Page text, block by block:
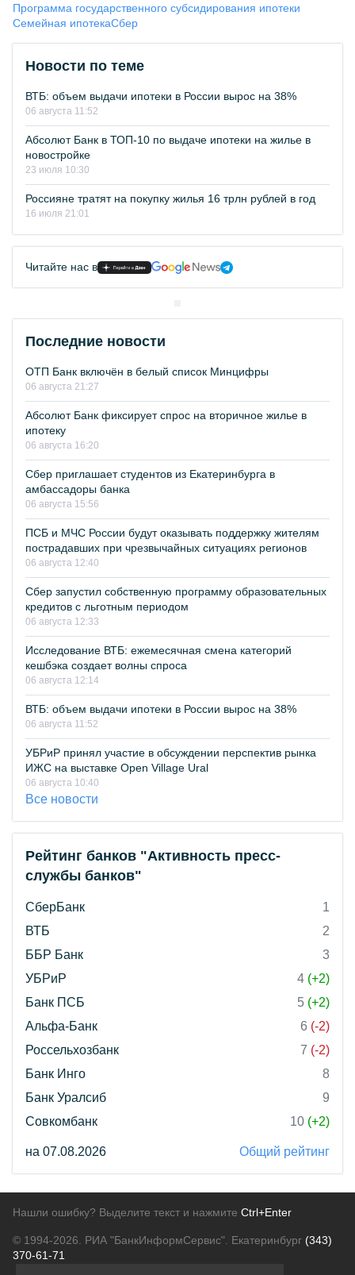
Программа государственного субсидирования ипотеки
Семейная ипотекаСбер
Новости по теме
ВТБ: объем выдачи ипотеки в России вырос на 38%
06 августа 11:52
Абсолют Банк в ТОП-10 по выдаче ипотеки на жилье в
новостройке
23 июля 10:30
Россияне тратят на покупку жилья 16 трлн рублей в год
16 июля 21:01
Читайте нас в
Последние новости
ОТП Банк включён в белый список Минцифры
06 августа 21:27
Абсолют Банк фиксирует спрос на вторичное жилье в
ипотеку
06 августа 16:20
Сбер приглашает студентов из Екатеринбурга в
амбассадоры банка
06 августа 15:56
ПСБ и МЧС России будут оказывать поддержку жителям
пострадавших при чрезвычайных ситуациях регионов
06 августа 12:40
Сбер запустил собственную программу образовательных
кредитов с льготным периодом
06 августа 12:33
Исследование ВТБ: ежемесячная смена категорий
кешбэка создает волны спроса
06 августа 12:14
ВТБ: объем выдачи ипотеки в России вырос на 38%
06 августа 11:52
УБРиР принял участие в обсуждении перспектив рынка
ИЖС на выставке Open Village Ural
06 августа 10:40
Все новости
Рейтинг банков "Активность пресс-
службы банков"
СберБанк
1
ВТБ
2
ББР Банк
3
УБРиР
4 (+2)
Банк ПСБ
5 (+2)
Альфа-Банк
6 (-2)
Россельхозбанк
7 (-2)
Банк Инго
8
Банк Уралсиб
9
Совкомбанк
10 (+2)
на 07.08.2026 Общий рейтинг
Нашли ошибку? Выделите текст и нажмите Ctrl+Enter
© 1994-2026. РИА "БанкИнформСервис". Екатеринбург (343)
370-61-71